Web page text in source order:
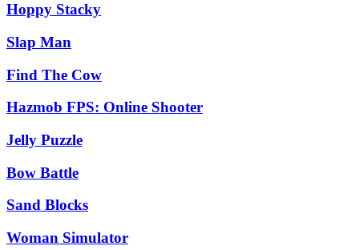
Hoppy Stacky
Slap Man
Find The Cow
Hazmob FPS: Online Shooter
Jelly Puzzle
Bow Battle
Sand Blocks
Woman Simulator